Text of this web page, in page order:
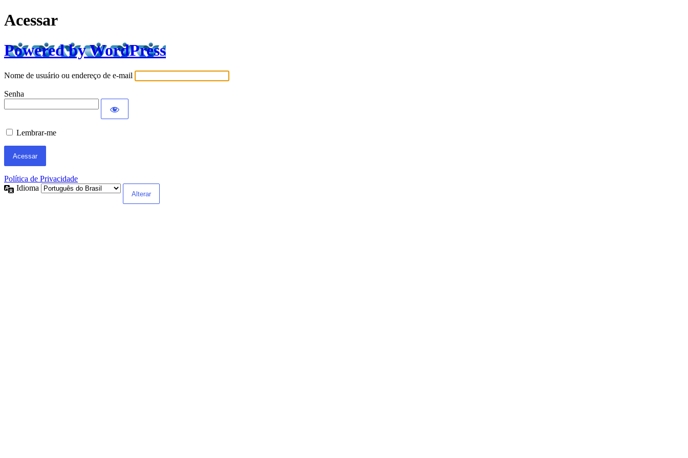
Acessar
Powered by WordPress
Nome de usuário ou endereço de e-mail
Senha
Lembrar-me
Política de Privacidade
Idioma